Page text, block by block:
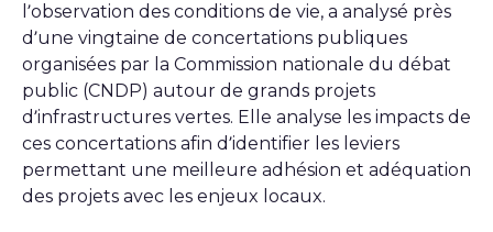
l’observation des conditions de vie, a analysé près
d’une vingtaine de concertations publiques
organisées par la Commission nationale du débat
public (CNDP) autour de grands projets
d’infrastructures vertes. Elle analyse les impacts de
ces concertations afin d’identifier les leviers
permettant une meilleure adhésion et adéquation
des projets avec les enjeux locaux.